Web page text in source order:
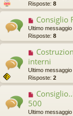
Risposte: 8
Consiglio
Ultimo messaggio
Risposte: 8
interni
Ultimo messaggio
Risposte: 2
500
Ultimo messaggio